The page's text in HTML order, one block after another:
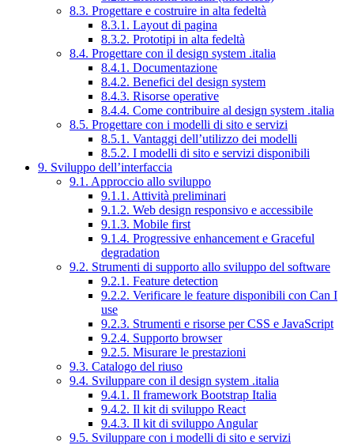
8.3. Progettare e costruire in alta fedeltà
8.3.1. Layout di pagina
8.3.2. Prototipi in alta fedeltà
8.4. Progettare con il design system .italia
8.4.1. Documentazione
8.4.2. Benefici del design system
8.4.3. Risorse operative
8.4.4. Come contribuire al design system .italia
8.5. Progettare con i modelli di sito e servizi
8.5.1. Vantaggi dell’utilizzo dei modelli
8.5.2. I modelli di sito e servizi disponibili
9. Sviluppo dell’interfaccia
9.1. Approccio allo sviluppo
9.1.1. Attività preliminari
9.1.2. Web design responsivo e accessibile
9.1.3. Mobile first
9.1.4. Progressive enhancement e Graceful
degradation
9.2. Strumenti di supporto allo sviluppo del software
9.2.1. Feature detection
9.2.2. Verificare le feature disponibili con Can I
use
9.2.3. Strumenti e risorse per CSS e JavaScript
9.2.4. Supporto browser
9.2.5. Misurare le prestazioni
9.3. Catalogo del riuso
9.4. Sviluppare con il design system .italia
9.4.1. Il framework Bootstrap Italia
9.4.2. Il kit di sviluppo React
9.4.3. Il kit di sviluppo Angular
9.5. Sviluppare con i modelli di sito e servizi